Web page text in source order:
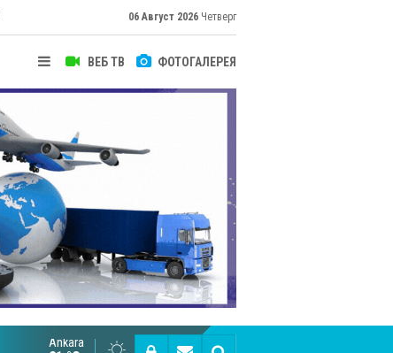
06 Август 2026 Четверг
ВЕБ ТВ ФОТОГАЛЕРЕЯ
Ankara